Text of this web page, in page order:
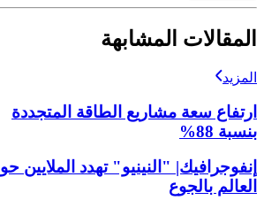
المقالات المشابهة
المزيد
ارتفاع سعة مشاريع الطاقة المتجددة
بنسبة 88%
إنفوجرافيك| "النينيو" تهدد الملايين
العالم بالجوع